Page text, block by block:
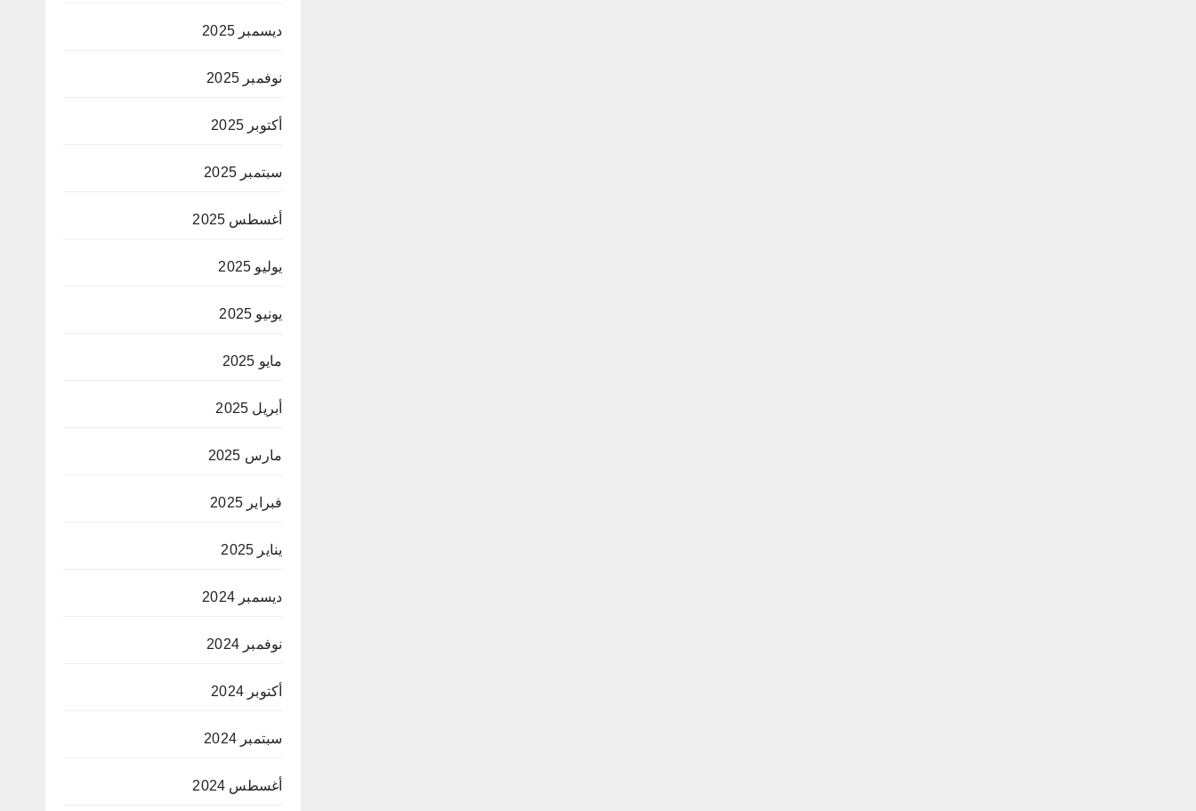
ديسمبر 2025
نوفمبر 2025
أكتوبر 2025
سبتمبر 2025
أغسطس 2025
يوليو 2025
يونيو 2025
مايو 2025
أبريل 2025
مارس 2025
فبراير 2025
يناير 2025
ديسمبر 2024
نوفمبر 2024
أكتوبر 2024
سبتمبر 2024
أغسطس 2024